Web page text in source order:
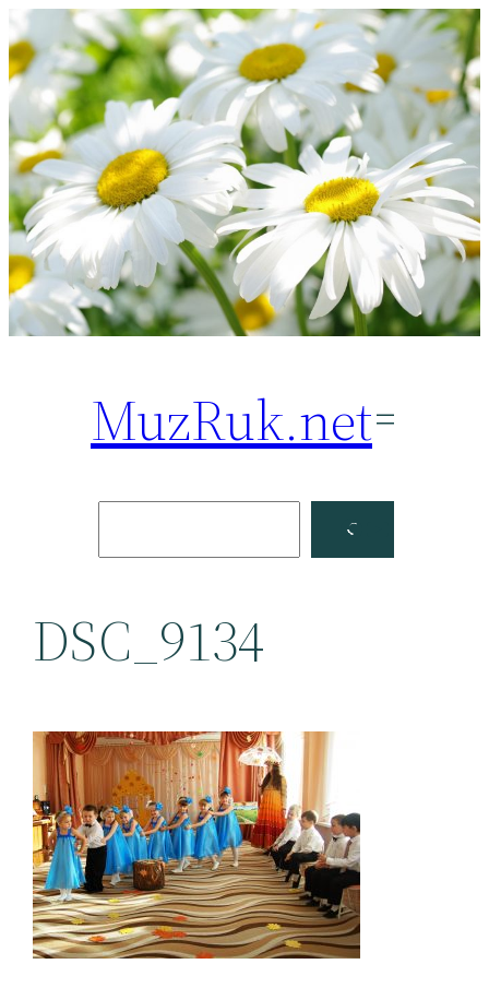
Перейти
к
содержимому
MuzRuk.net
Facebook
DSC_9134